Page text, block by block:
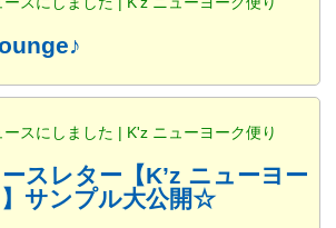
ースにしました | K'z ニューヨーク便り
スレター【K’z ニューヨー
】サンプル大公開☆